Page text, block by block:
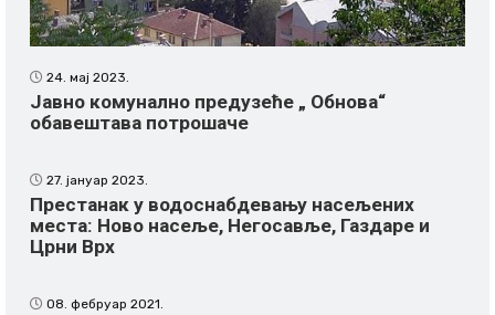
24. мај 2023.
Јавно комунално предузеће „ Обнова“
обавештава потрошаче
27. јануар 2023.
Престанак у водоснабдевању насељених
места: Ново насеље, Негосавље, Газдаре и
Црни Врх
08. фебруар 2021.